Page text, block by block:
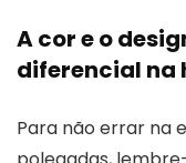
A cor e o
diferencial na
Para não errar na